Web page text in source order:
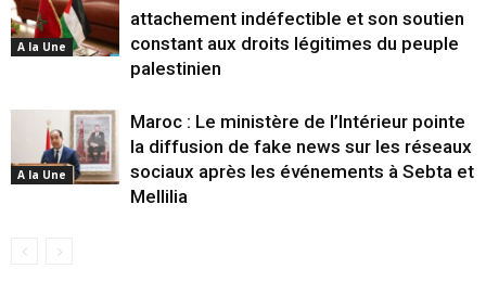
A la Une
attachement indéfectible et son soutien
constant aux droits légitimes du peuple
palestinien
A la Une
Maroc : Le ministère de l’Intérieur pointe
la diffusion de fake news sur les réseaux
sociaux après les événements à Sebta et
Mellilia